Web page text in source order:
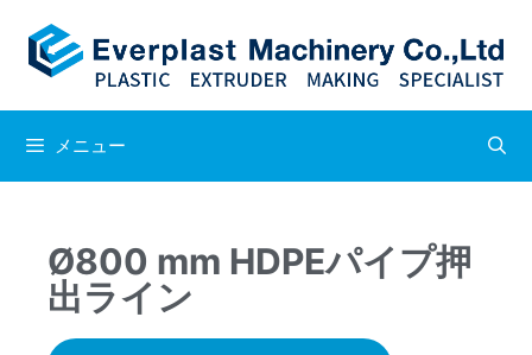
メニュー
Ø800 mm HDPEパイプ押
出ライン